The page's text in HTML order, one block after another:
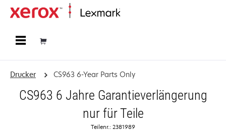
Drucker CS963 6-Year Parts Only
CS963 6 Jahre Garantieverlängerung
nur für Teile
Teilenr.: 2381989